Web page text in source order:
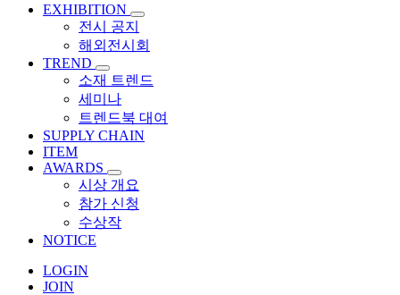
EXHIBITION
전시 공지
해외전시회
TREND
소재 트렌드
세미나
트렌드북 대여
SUPPLY CHAIN
ITEM
AWARDS
시상 개요
참가 신청
수상작
NOTICE
LOGIN
JOIN